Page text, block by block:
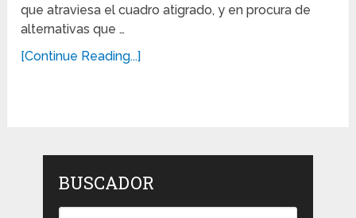
que atraviesa el cuadro atigrado, y en procura de
alternativas que …
[Continue Reading...]
BUSCADOR